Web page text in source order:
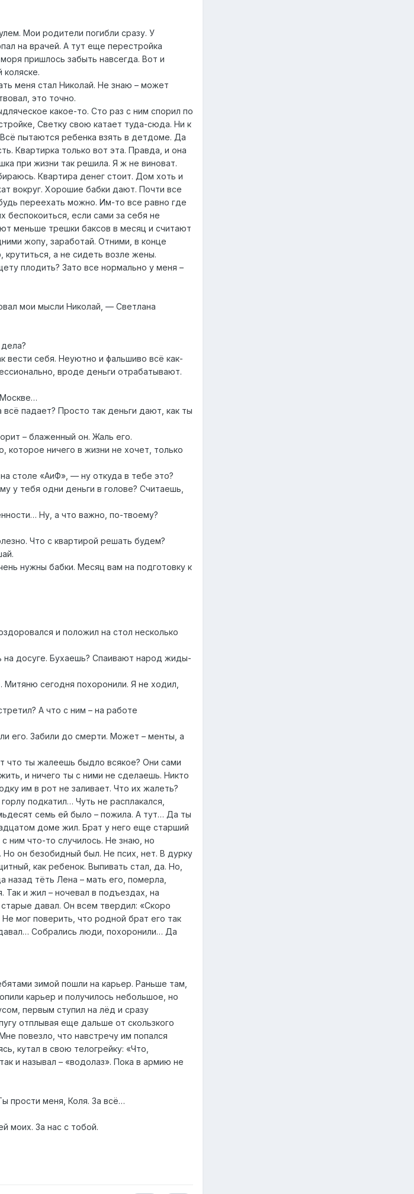
Мои родители погибли сразу. У
на врачей. А тут еще перестройка
пришлось забыть навсегда. Вот и
меня стал Николай. Не знаю – может
это точно.
какое-то. Сто раз с ним спорил по
Светку свою катает туда-сюда. Ни к
пытаются ребенка взять в детдоме. Да
Квартирка только вот эта. Правда, и она
при жизни так решила. Я ж не виноват.
Квартира денег стоит. Дом хоть и
вокруг. Хорошие бабки дают. Почти все
переехать можно. Им-то все равно где
если сами за себя не
меньше трешки баксов в месяц и считают
жопу, заработай. Отними, в конце
а не сидеть возле жены.
плодить? Зато все нормально у меня –
мои мысли Николай, — Светлана
себя. Неуютно и фальшиво всё как-
вроде деньги отрабатывают.
падает? Просто так деньги дают, как ты
– блаженный он. Жаль его.
ничего в жизни не хочет, только
столе «АиФ», — ну откуда в тебе это?
у тебя одни деньги в голове? Считаешь,
Ну, а что важно, по-твоему?
Что с квартирой решать будем?
нужны бабки. Месяц вам на подготовку к
и положил на стол несколько
на досуге. Бухаешь? Спаивают народ жиды-
сегодня похоронили. Я не ходил,
А что с ним – на работе
его. Забили до смерти. Может – менты, а
что ты жалеешь быдло всякое? Они сами
и ничего ты с ними не сделаешь. Никто
им в рот не заливает. Что их жалеть?
подкатил… Чуть не расплакался,
семь ей было – пожила. А тут… Да ты
доме жил. Брат у него еще старший
ним что-то случилось. Не знаю, но
он безобидный был. Не псих, нет. В дурку
как ребенок. Выпивать стал, да. Но,
назад тёть Лена – мать его, померла,
Так и жил – ночевал в подъездах, на
давал. Он всем твердил: «Скоро
мог поверить, что родной брат его так
Собрались люди, похоронили… Да
зимой пошли на карьер. Раньше там,
карьер и получилось небольшое, но
первым ступил на лёд и сразу
отплывая еще дальше от скользкого
повезло, что навстречу им попался
кутал в свою телогрейку: «Что,
и называл – «водолаз». Пока в армию не
прости меня, Коля. За всё…
моих. За нас с тобой.